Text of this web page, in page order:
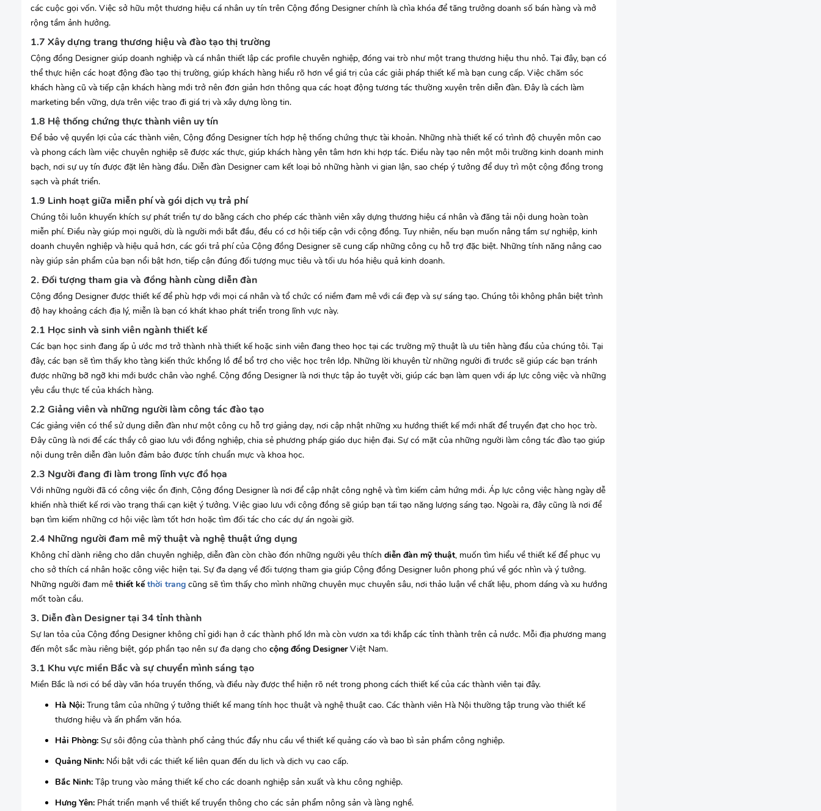
các cuộc gọi vốn. Việc sở hữu một thương hiệu cá nhân uy tín trên Cộng đồng Designer chính là chìa khóa để tăng trưởng doanh số bán hàng và mở
rộng tầm ảnh hưởng.
1.7 Xây dựng trang thương hiệu và đào tạo thị trường
Cộng đồng Designer giúp doanh nghiệp và cá nhân thiết lập các profile chuyên nghiệp, đóng vai trò như một trang thương hiệu thu nhỏ. Tại đây, bạn có
thể thực hiện các hoạt động đào tạo thị trường, giúp khách hàng hiểu rõ hơn về giá trị của các giải pháp thiết kế mà bạn cung cấp. Việc chăm sóc
khách hàng cũ và tiếp cận khách hàng mới trở nên đơn giản hơn thông qua các hoạt động tương tác thường xuyên trên diễn đàn. Đây là cách làm
marketing bền vững, dựa trên việc trao đi giá trị và xây dựng lòng tin.
1.8 Hệ thống chứng thực thành viên uy tín
Để bảo vệ quyền lợi của các thành viên, Cộng đồng Designer tích hợp hệ thống chứng thực tài khoản. Những nhà thiết kế có trình độ chuyên môn cao
và phong cách làm việc chuyên nghiệp sẽ được xác thực, giúp khách hàng yên tâm hơn khi hợp tác. Điều này tạo nên một môi trường kinh doanh minh
bạch, nơi sự uy tín được đặt lên hàng đầu. Diễn đàn Designer cam kết loại bỏ những hành vi gian lận, sao chép ý tưởng để duy trì một cộng đồng trong
sạch và phát triển.
1.9 Linh hoạt giữa miễn phí và gói dịch vụ trả phí
Chúng tôi luôn khuyến khích sự phát triển tự do bằng cách cho phép các thành viên xây dựng thương hiệu cá nhân và đăng tải nội dung hoàn toàn
miễn phí. Điều này giúp mọi người, dù là người mới bắt đầu, đều có cơ hội tiếp cận với cộng đồng. Tuy nhiên, nếu bạn muốn nâng tầm sự nghiệp, kinh
doanh chuyên nghiệp và hiệu quả hơn, các gói trả phí của Cộng đồng Designer sẽ cung cấp những công cụ hỗ trợ đặc biệt. Những tính năng nâng cao
này giúp sản phẩm của bạn nổi bật hơn, tiếp cận đúng đối tượng mục tiêu và tối ưu hóa hiệu quả kinh doanh.
2. Đối tượng tham gia và đồng hành cùng diễn đàn
Cộng đồng Designer được thiết kế để phù hợp với mọi cá nhân và tổ chức có niềm đam mê với cái đẹp và sự sáng tạo. Chúng tôi không phân biệt trình
độ hay khoảng cách địa lý, miễn là bạn có khát khao phát triển trong lĩnh vực này.
2.1 Học sinh và sinh viên ngành thiết kế
Các bạn học sinh đang ấp ủ ước mơ trở thành nhà thiết kế hoặc sinh viên đang theo học tại các trường mỹ thuật là ưu tiên hàng đầu của chúng tôi. Tại
đây, các bạn sẽ tìm thấy kho tàng kiến thức khổng lồ để bổ trợ cho việc học trên lớp. Những lời khuyên từ những người đi trước sẽ giúp các bạn tránh
được những bỡ ngỡ khi mới bước chân vào nghề. Cộng đồng Designer là nơi thực tập ảo tuyệt vời, giúp các bạn làm quen với áp lực công việc và những
yêu cầu thực tế của khách hàng.
2.2 Giảng viên và những người làm công tác đào tạo
Các giảng viên có thể sử dụng diễn đàn như một công cụ hỗ trợ giảng dạy, nơi cập nhật những xu hướng thiết kế mới nhất để truyền đạt cho học trò.
Đây cũng là nơi để các thầy cô giao lưu với đồng nghiệp, chia sẻ phương pháp giáo dục hiện đại. Sự có mặt của những người làm công tác đào tạo giúp
nội dung trên diễn đàn luôn đảm bảo được tính chuẩn mực và khoa học.
2.3 Người đang đi làm trong lĩnh vực đồ họa
Với những người đã có công việc ổn định, Cộng đồng Designer là nơi để cập nhật công nghệ và tìm kiếm cảm hứng mới. Áp lực công việc hàng ngày dễ
khiến nhà thiết kế rơi vào trạng thái cạn kiệt ý tưởng. Việc giao lưu với cộng đồng sẽ giúp bạn tái tạo năng lượng sáng tạo. Ngoài ra, đây cũng là nơi để
bạn tìm kiếm những cơ hội việc làm tốt hơn hoặc tìm đối tác cho các dự án ngoài giờ.
2.4 Những người đam mê mỹ thuật và nghệ thuật ứng dụng
Không chỉ dành riêng cho dân chuyên nghiệp, diễn đàn còn chào đón những người yêu thích diễn đàn mỹ thuật, muốn tìm hiểu về thiết kế để phục vụ
cho sở thích cá nhân hoặc công việc hiện tại. Sự đa dạng về đối tượng tham gia giúp Cộng đồng Designer luôn phong phú về góc nhìn và ý tưởng.
Những người đam mê thiết kếthời trang cũng sẽ tìm thấy cho mình những chuyên mục chuyên sâu, nơi thảo luận về chất liệu, phom dáng và xu hướng
mốt toàn cầu.
3. Diễn đàn Designer tại 34 tỉnh thành
Sự lan tỏa của Cộng đồng Designer không chỉ giới hạn ở các thành phố lớn mà còn vươn xa tới khắp các tỉnh thành trên cả nước. Mỗi địa phương mang
đến một sắc màu riêng biệt, góp phần tạo nên sự đa dạng cho cộng đồng DesignerViệt Nam.
3.1 Khu vực miền Bắc và sự chuyển mình sáng tạo
Miền Bắc là nơi có bề dày văn hóa truyền thống, và điều này được thể hiện rõ nét trong phong cách thiết kế của các thành viên tại đây.
Hà Nội: Trung tâm của những ý tưởng thiết kế mang tính học thuật và nghệ thuật cao. Các thành viên Hà Nội thường tập trung vào thiết kế
thương hiệu và ấn phẩm văn hóa.
Hải Phòng: Sự sôi động của thành phố cảng thúc đẩy nhu cầu về thiết kế quảng cáo và bao bì sản phẩm công nghiệp.
Quảng Ninh: Nổi bật với các thiết kế liên quan đến du lịch và dịch vụ cao cấp.
Bắc Ninh: Tập trung vào mảng thiết kế cho các doanh nghiệp sản xuất và khu công nghiệp.
Hưng Yên: Phát triển mạnh về thiết kế truyền thông cho các sản phẩm nông sản và làng nghề.